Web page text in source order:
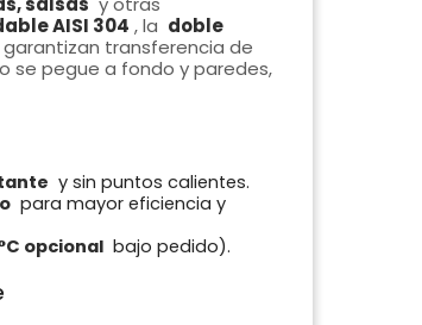
AISI 304 , la doble
garantizan transferencia de
se pegue a fondo y paredes,
y sin puntos calientes.
para mayor eficiencia y
opcional bajo pedido).